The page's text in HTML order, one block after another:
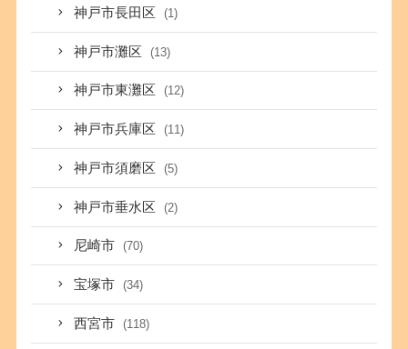
神戸市長田区 (1)
神戸市灘区 (13)
神戸市東灘区 (12)
神戸市兵庫区 (11)
神戸市須磨区 (5)
神戸市垂水区 (2)
尼崎市 (70)
宝塚市 (34)
西宮市 (118)